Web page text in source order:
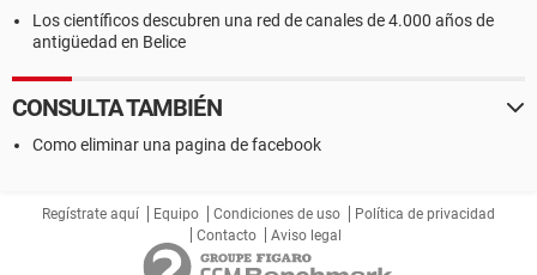
Los científicos descubren una red de canales de 4.000 años de
antigüedad en Belice
CONSULTA TAMBIÉN
Como eliminar una pagina de facebook
Regístrate aquí Equipo Condiciones de uso
Política de privacidad
Contacto
Aviso legal